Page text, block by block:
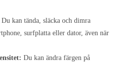
Du kan tända, släcka och dimra
surfplatta eller dator, även när
Du kan ändra färgen på